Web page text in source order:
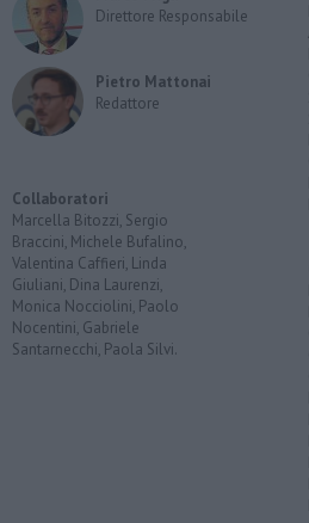
Direttore Responsabile
Pietro Mattonai
Redattore
Collaboratori
Marcella Bitozzi, Sergio
Braccini, Michele Bufalino,
Valentina Caffieri, Linda
Giuliani, Dina Laurenzi,
Monica Nocciolini, Paolo
Nocentini, Gabriele
Santarnecchi, Paola Silvi.